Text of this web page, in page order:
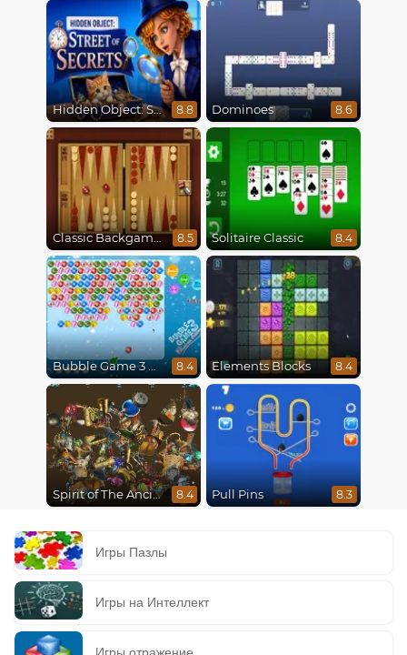
Hidden Object: Street Of Secrets 8.8 Dominoes 8.6
Classic Backgammon 8.5 Solitaire Classic 8.4
Bubble Game 3 Christmas 8.4 Elements Blocks 8.4
Spirit of The Ancient Forest 8.4 Pull Pins 8.3
Игры Пазлы
Игры на Интеллект